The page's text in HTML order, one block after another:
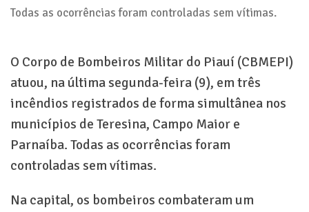
Todas as ocorrências foram controladas sem vítimas.
O Corpo de Bombeiros Militar do Piauí (CBMEPI)
atuou, na última segunda-feira (9), em três
incêndios registrados de forma simultânea nos
municípios de Teresina, Campo Maior e
Parnaíba. Todas as ocorrências foram
controladas sem vítimas.
Na capital, os bombeiros combateram um